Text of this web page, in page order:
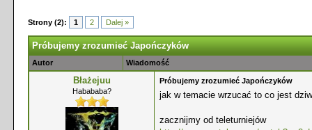
Strony (2): 1 2 Dalej »
Próbujemy zrozumieć Japończyków
Autor Wiadomość
Błażejuu
Habababa?
Próbujemy zrozumieć Japończyków
jak w temacie wrzucać to co jest
zacznijmy od teleturniejów